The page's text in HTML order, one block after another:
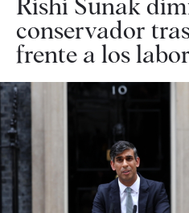
conservador
frente a los